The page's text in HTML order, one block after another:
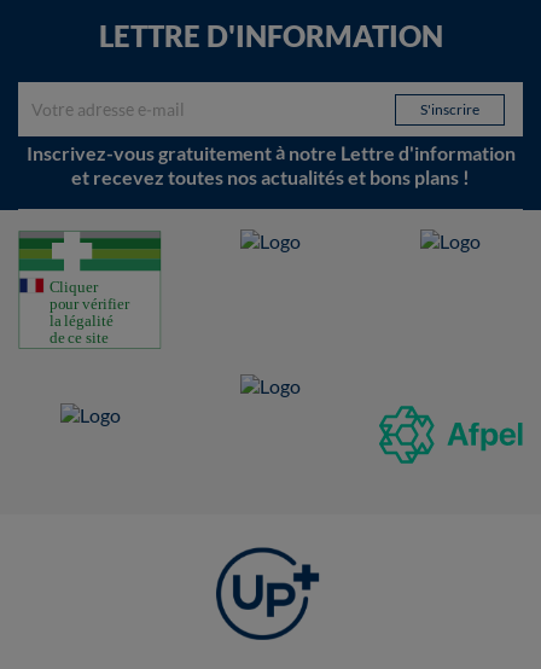
LETTRE D'INFORMATION
Inscrivez-vous gratuitement à notre Lettre d'information
et recevez toutes nos actualités et bons plans !